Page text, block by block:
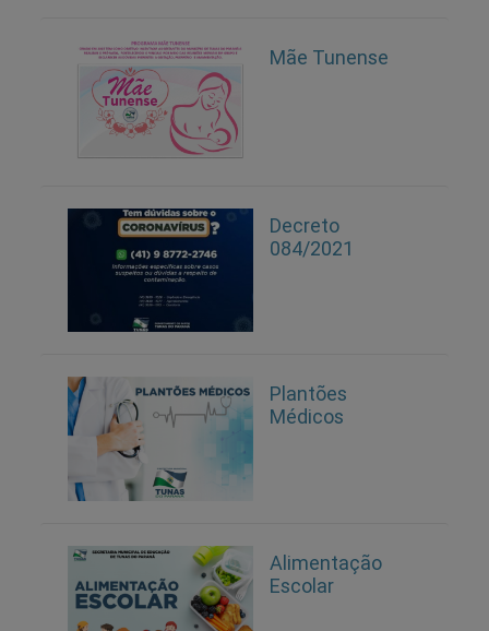
Mãe Tunense
Decreto
084/2021
Plantões
Médicos
Alimentação
Escolar